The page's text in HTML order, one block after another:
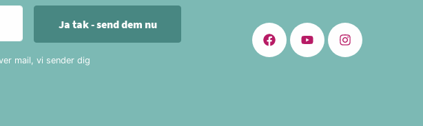
Ja tak - send dem nu
mail, vi sender dig